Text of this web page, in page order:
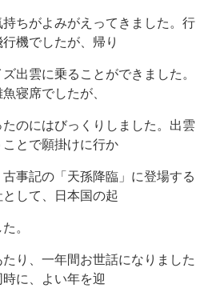
ちがよみがえってきました。行
機でしたが、帰り
出雲に乗ることができました。
寝席でしたが、
のにはびっくりしました。出雲
とで願掛けに行か
事記の「天孫降臨」に登場する
して、日本国の起
。
り、一年間お世話になりました
に、よい年を迎